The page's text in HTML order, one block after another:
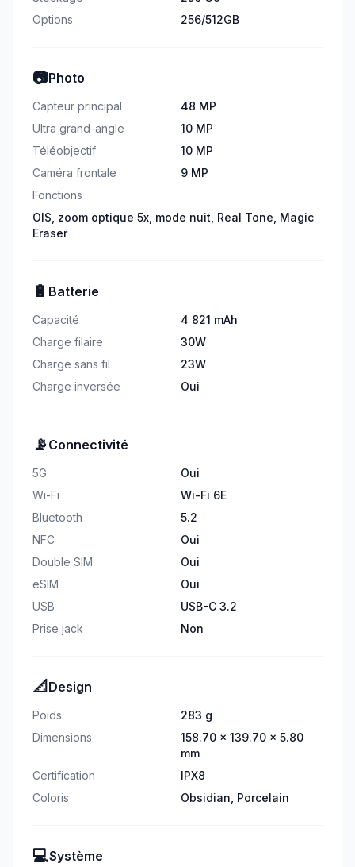
Options
256/512GB
📷Photo
Capteur principal
48 MP
Ultra grand-angle
10 MP
Téléobjectif
10 MP
Caméra frontale
9 MP
Fonctions
OIS, zoom optique 5x, mode nuit, Real Tone, Magic
Eraser
🔋 Batterie
Capacité
4 821 mAh
Charge filaire
30W
Charge sans fil
23W
Charge inversée
Oui
📡 Connectivité
5G
Oui
Wi-Fi
Wi-Fi 6E
Bluetooth
5.2
NFC
Oui
Double SIM
Oui
eSIM
Oui
USB
USB-C 3.2
Prise jack
Non
📐 Design
Poids
283 g
Dimensions
158.70 × 139.70 × 5.80
mm
Certification
IPX8
Coloris
Obsidian, Porcelain
💻Système